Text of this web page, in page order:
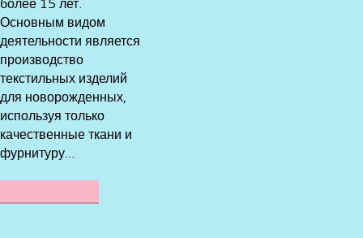
Основным видом
деятельности является
производство
текстильных изделий
для новорожденных,
используя только
качественные ткани и
фурнитуру...